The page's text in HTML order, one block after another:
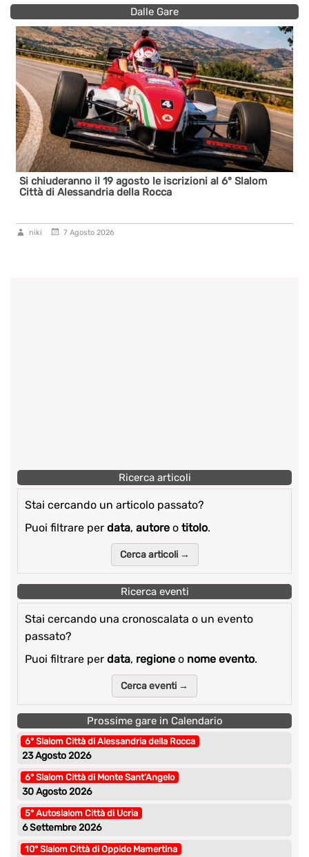
Dalle Gare
Si chiuderanno il 19 agosto le iscrizioni al 6° Slalom
Città di Alessandria della Rocca
niki 7 Agosto 2026
Ricerca articoli
Stai cercando un articolo passato?
Puoi filtrare per data, autore o titolo.
Cerca articoli →
Ricerca eventi
Stai cercando una cronoscalata o un evento
passato?
Puoi filtrare per data, regione o nome evento.
Cerca eventi →
Prossime gare in Calendario
6° Slalom Città di Alessandria della Rocca
23 Agosto 2026
6° Slalom Città di Monte Sant’Angelo
30 Agosto 2026
5° Autoslalom Città di Ucria
6 Settembre 2026
10° Slalom Città di Oppido Mamertina